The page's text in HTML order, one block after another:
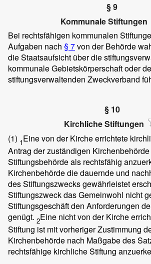
§ 9
Kommunale Stiftungen
Bei rechtsfähigen kommunalen
Aufgaben nach § 7von der Behörde
die Staatsaufsicht über die
kommunale Gebietskörperschaft oder
stiftungsverwaltenden Zweckverband
§ 10
Kirchliche Stiftungen
(1) 1Eine von der Kirche errichtete
Antrag der zuständigen
Stiftungsbehörde als rechtsfähig
Kirchenbehörde die dauernde und
des Stiftungszwecks gewährleistet
Stiftungszweck das Gemeinwohl nicht
Stiftungsgeschäft den Anforderungen
genügt. 2Eine nicht von der Kirche
Stiftung ist mit vorheriger Zustimmung
Kirchenbehörde nach Maßgabe des
rechtsfähige kirchliche Stiftung